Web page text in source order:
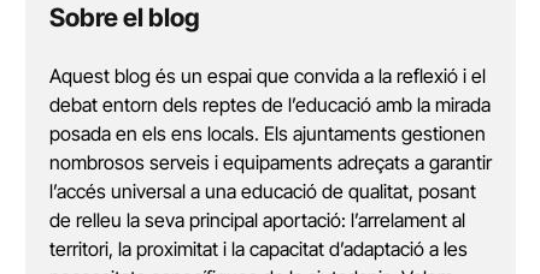
Sobre el blog
Aquest blog és un espai que convida a la reflexió i el
debat entorn dels reptes de l’educació amb la mirada
posada en els ens locals. Els ajuntaments gestionen
nombrosos serveis i equipaments adreçats a garantir
l’accés universal a una educació de qualitat, posant
de relleu la seva principal aportació: l’arrelament al
territori, la proximitat i la capacitat d’adaptació a les